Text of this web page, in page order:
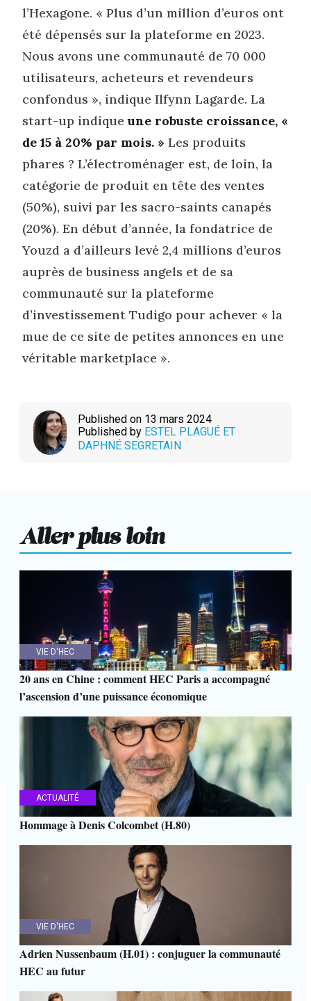
l’Hexagone. « Plus d’un million d’euros ont
été dépensés sur la plateforme en 2023.
Nous avons une communauté de 70 000
utilisateurs, acheteurs et revendeurs
confondus », indique Ilfynn Lagarde. La
start-up indiqueune robuste croissance, «
de 15 à 20% par mois. » Les produits
phares ? L’électroménager est, de loin, la
catégorie de produit en tête des ventes
(50%), suivi par les sacro-saints canapés
(20%). En début d’année, la fondatrice de
Youzd a d’ailleurs levé 2,4 millions d’euros
auprès de business angels et de sa
communauté sur la plateforme
d’investissement Tudigo pour achever « la
mue de ce site de petites annonces en une
véritable marketplace ».
Published on 13 mars 2024
Published by ESTEL PLAGUÉ ET
DAPHNÉ SEGRETAIN
Aller plus loin
VIE D'HEC
20 ans en Chine : comment HEC Paris a accompagné
l’ascension d’une puissance économique
ACTUALITÉ
Hommage à Denis Colcombet (H.80)
VIE D'HEC
Adrien Nussenbaum (H.01) : conjuguer la communauté
HEC au futur